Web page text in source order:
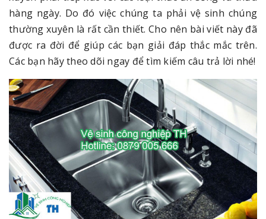
hàng ngày. Do đó việc chúng ta phải vệ sinh chúng
thường xuyên là rất cần thiết. Cho nên bài viết này đã
được ra đời để giúp các bạn giải đáp thắc mắc trên.
Các bạn hãy theo dõi ngay để tìm kiếm câu trả lời nhé!